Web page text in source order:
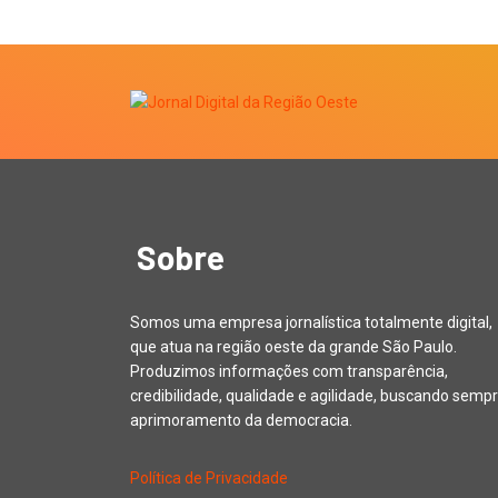
Sobre
Somos uma empresa jornalística totalmente digital,
que atua na região oeste da grande São Paulo.
Produzimos informações com transparência,
credibilidade, qualidade e agilidade, buscando
aprimoramento da democracia.
Política de Privacidade